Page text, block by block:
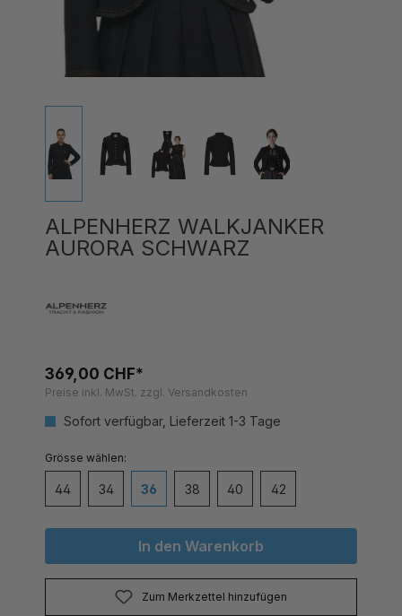
ALPENHERZ WALKJANKER
AURORA SCHWARZ
Preise inkl. MwSt. zzgl. Versandkosten
Sofort verfügbar, Lieferzeit 1-3 Tage
44 34 36 38 40 42
In den Warenkorb
Zum Merkzettel hinzufügen